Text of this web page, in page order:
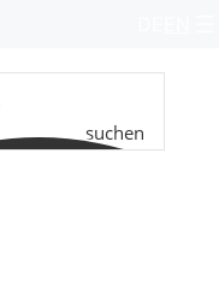
suchen